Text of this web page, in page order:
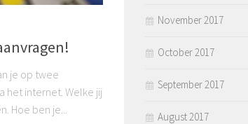
je op twee
het internet. Welke jij
Hoe ben je...
November 2017
October 2017
September 2017
August 2017